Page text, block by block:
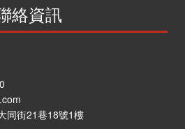
絡資訊
同街21巷18號1樓